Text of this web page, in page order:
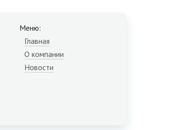
Меню:
Главная
О компании
Новости